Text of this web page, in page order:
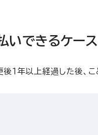
いできるケース
後１年以上経過した後、